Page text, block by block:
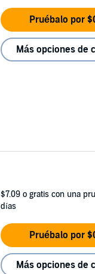
Pruébalo por
Más opciones de
$7.09 o gratis con una
días
Pruébalo por
Más opciones de